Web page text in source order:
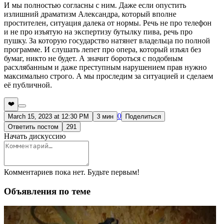
И мы полностью согласны с ним. Даже если опустить
излишний драматизм Александра, который вполне
простителен, ситуация далека от нормы. Речь не про телефон
и не про изъятую на экспертизу бутылку пива, речь про
пушку. За которую государство натянет владельца по полной
программе. И слушать лепет про опера, который изъял без
бумаг, никто не будет. А значит бороться с подобным
расхлябанным и даже преступным нарушением прав нужно
максимально строго. А мы проследим за ситуацией и сделаем
её публичной.
❤️
March 15, 2023 at 12:30 PM
3 мин 0
Поделиться
Ответить постом
291
Начать дискуссию
Комментариев пока нет. Будьте первым!
Объявления по теме